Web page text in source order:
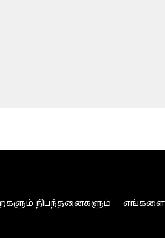
நிபந்தனைகளும் எங்களை